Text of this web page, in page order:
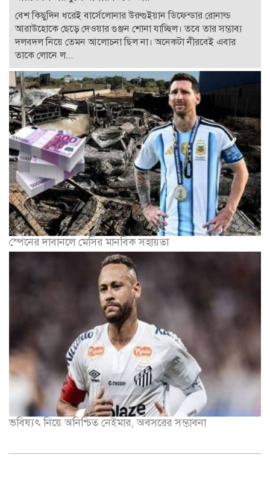
বেশ কিছুদিন ধরেই বার্সেলোনার উরুগুইয়ান ডিফেন্ডার রোনাল্ড
আরাউহোকে ছেড়ে দেওয়ার গুঞ্জন শোনা যাচ্ছিল। তবে তার সম্ভাব্য
দলবদল নিয়ে তেমন আলোচনা ছিল না। অনেকটা নীরবেই এবার
তাকে লোনে ল...
স্পেনের দাবানলে মেসির মানবিক সহায়তা
ভবিষ্যৎ নিয়ে অনিশ্চিত নেইমার, অবসরের সম্ভাবনা